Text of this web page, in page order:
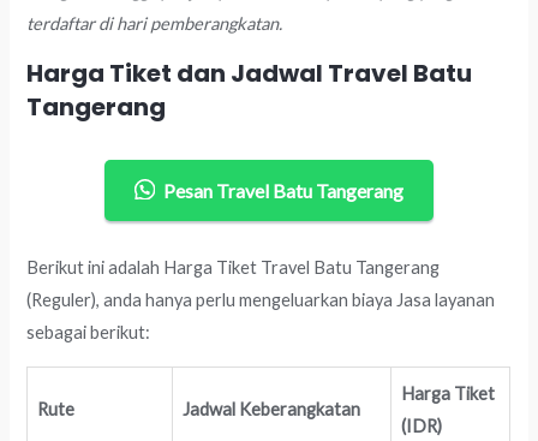
terdaftar di hari pemberangkatan.
Harga Tiket dan Jadwal Travel Batu
Tangerang
Pesan Travel Batu Tangerang
Berikut ini adalah Harga Tiket Travel Batu Tangerang
(Reguler), anda hanya perlu mengeluarkan biaya Jasa layanan
sebagai berikut:
Rute Jadwal Keberangkatan
Harga Tiket
(IDR)